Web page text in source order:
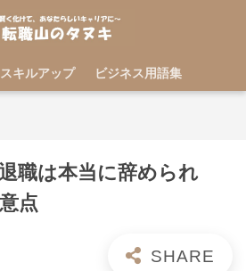
スキルアップ ビジネス用語集
職は本当に辞められ
点